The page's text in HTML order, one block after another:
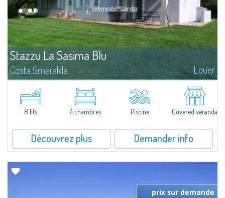
Stazzu La Sasima Blu
Costa Smeralda Louer
Belle propriété de campagne composée de deux stazzus de construction
récente, pleine de charme, située aux pieds de San Pantaleo.Stazzu blanc
composé de trois chambres (une avec lit double et deux chambres...
8 lits 4 chambres Piscine Covered veranda
Découvrez plus Demander info
prix sur demande